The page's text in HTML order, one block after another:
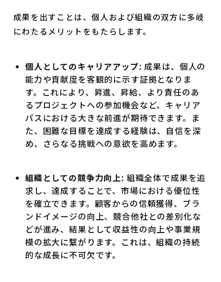
成果を出すことは、個人および組織の双方に多岐
にわたるメリットをもたらします。
個人としてのキャリアアップ: 成果は、個人の
能力や貢献度を客観的に示す証拠となりま
す。これにより、昇進、昇給、より責任のあ
るプロジェクトへの参加機会など、キャリア
パスにおける大きな前進が期待できます。ま
た、困難な目標を達成する経験は、自信を深
め、さらなる挑戦への意欲を高めます。
組織としての競争力向上: 組織全体で成果を追
求し、達成することで、市場における優位性
を確立できます。顧客からの信頼獲得、ブラ
ンドイメージの向上、競合他社との差別化な
どが進み、結果として収益性の向上や事業規
模の拡大に繋がります。これは、組織の持続
的な成長に不可欠です。